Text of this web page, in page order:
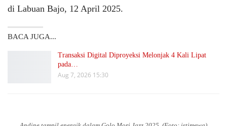
di Labuan Bajo, 12 April 2025.
BACA JUGA...
Transaksi Digital Diproyeksi Melonjak 4 Kali Lipat
pada…
Aug 7, 2026 15:30